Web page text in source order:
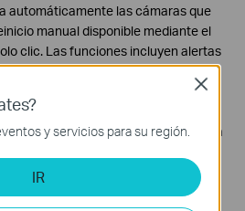
automáticamente las cámaras que
manual disponible mediante el
clic. Las funciones incluyen alertas
acceso a registros, pruebas de
de topología inteligente muestra
y cámaras de red, lo que ayuda
de conexión de un vistazo.
y servicios para su región.
IR
Close